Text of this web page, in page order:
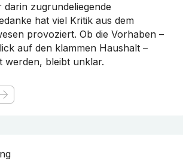
darin zugrundeliegende
hat viel Kritik aus dem
provoziert. Ob die Vorhaben –
auf den klammen Haushalt –
werden, bleibt unklar.